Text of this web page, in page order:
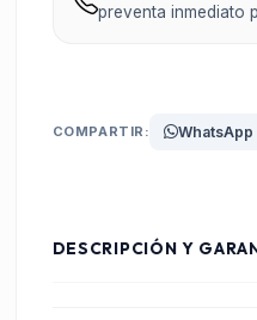
preventa inmediato
COMPARTIR: WhatsApp
DESCRIPCIÓN Y